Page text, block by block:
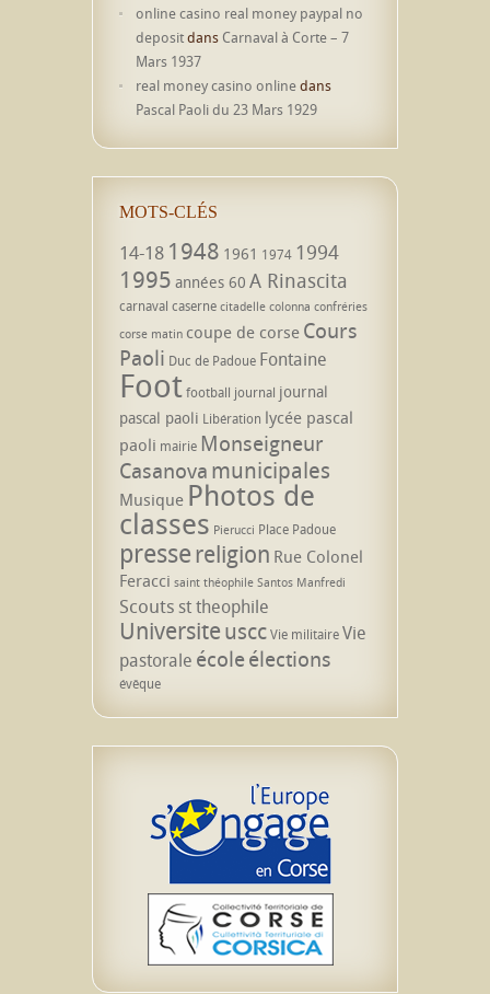
online casino real money paypal no
depositdans Carnaval à Corte – 7
Mars 1937
real money casino onlinedans
Pascal Paoli du 23 Mars 1929
MOTS-CLÉS
14-18 1948 1961 1974 1994
1995 années 60 A Rinascita
carnaval caserne citadelle colonna confréries
corse matin coupe de corse Cours
Paoli Duc de Padoue Fontaine
Footfootball journal journal
pascal paoli Libération lycée pascal
paoli mairie Monseigneur
Casanova municipales
Musique Photos de
classes Pierucci Place Padoue
pressereligion Rue Colonel
Feracci saint théophile Santos Manfredi
Scoutsst theophile
UniversiteusccVie militaireVie
pastorale écoleélections
évêque